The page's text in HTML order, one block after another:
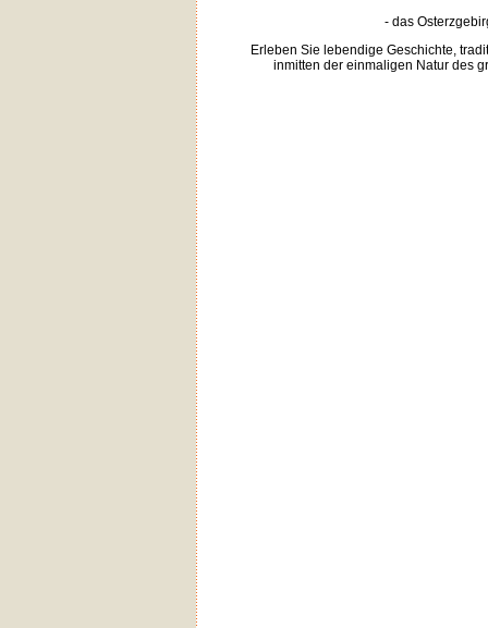
- das
Erleben Sie lebendige Geschichte,
inmitten der einmaligen Natur des